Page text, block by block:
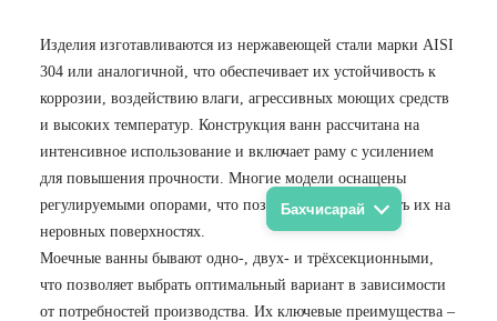
Бахчисарай
Изделия изготавливаются из нержавеющей стали марки AISI
304 или аналогичной, что обеспечивает их устойчивость к
коррозии, воздействию влаги, агрессивных моющих средств
и высоких температур. Конструкция ванн рассчитана на
интенсивное использование и включает раму с усилением
для повышения прочности. Многие модели оснащены
регулируемыми опорами, что позволяет устанавливать их на
неровных поверхностях.
Моечные ванны бывают одно-, двух- и трёхсекционными,
что позволяет выбрать оптимальный вариант в зависимости
от потребностей производства. Их ключевые преимущества –